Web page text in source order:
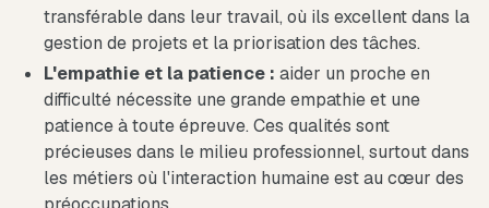
transférable dans leur travail, où ils excellent dans la
gestion de projets et la priorisation des tâches.
L'empathie et la patience : aider un proche en
difficulté nécessite une grande empathie et une
patience à toute épreuve. Ces qualités sont
précieuses dans le milieu professionnel, surtout dans
les métiers où l'interaction humaine est au cœur des